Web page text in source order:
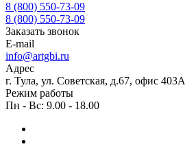
8 (800) 550-73-09
8 (800) 550-73-09
Заказать звонок
E-mail
info@artgbi.ru
Адрес
г. Тула, ул. Советская, д.67, офис 403А
Режим работы
Пн - Вс: 9.00 - 18.00